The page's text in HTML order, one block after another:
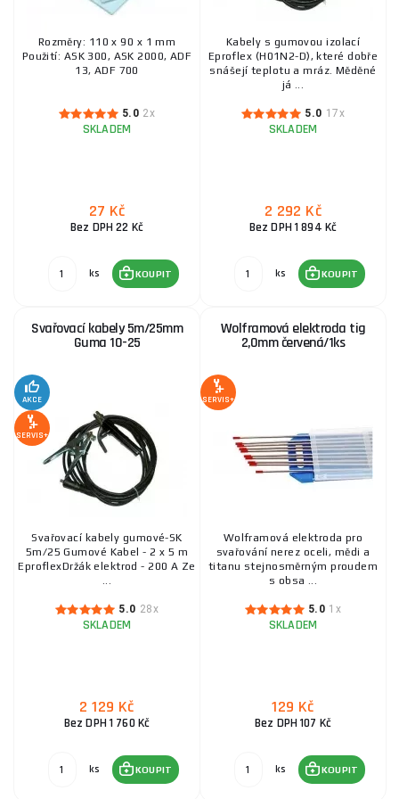
Kontaktní trubička M6 0,8 mm
28 Kč
Elektroda speciální ESAB OK 68.82 - 3,2 x 350
mm/1ks
SKLADEM ks
Držák elektrod 200 A GW
Elektroda nerez OK 63.30, Ø 1,6mm/1ks
SKLADEM 19 Kč
SKLADEM
Rozměry: 110 x 90 x 1 mm
Použití: ASK 300, ASK 2000, ADF
13, ADF 700
5.0 2x
SKLADEM
27 Kč
Bez DPH 22 Kč
ks KOUPIT
Kabely s gumovou izolací
Eproflex (H01N2-D), které dobře
snášejí teplotu a mráz. Měděné
já ...
5.0 17x
SKLADEM
2 292 Kč
Bez DPH 1 894 Kč
ks KOUPIT
Svařovací kabely 5m/25mm
Guma 10-25
AKCE
SERVIS+
Svařovací kabely gumové-SK
5m/25 Gumové Kabel - 2 x 5 m
EproflexDržák elektrod - 200 A Ze
...
5.0 28x
SKLADEM
2 129 Kč
Bez DPH 1 760 Kč
ks KOUPIT
Wolframová elektroda tig
2,0mm červená/1ks
SERVIS+
Wolframová elektroda pro
svařování nerez oceli, mědi a
titanu stejnosměrným proudem
s obsa ...
5.0 1x
SKLADEM
129 Kč
Bez DPH 107 Kč
ks KOUPIT